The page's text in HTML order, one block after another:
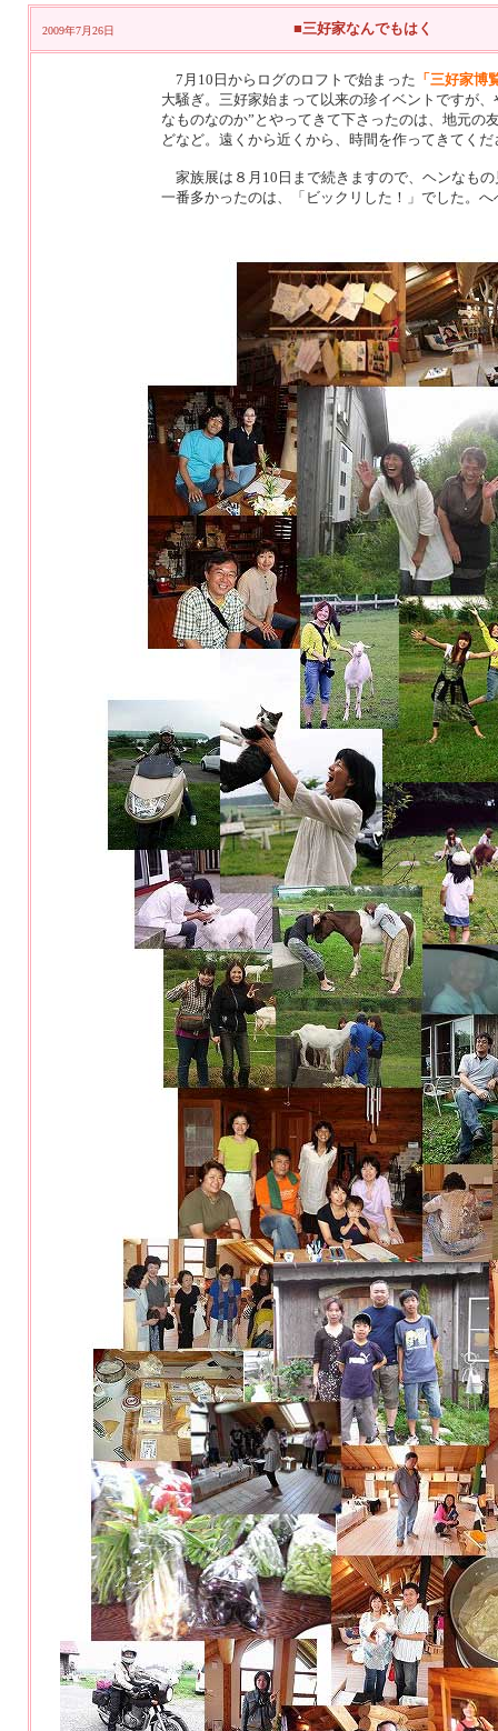
2009年7月26日 ■三好家なんでもはく
7月10日からログのロフトで始まった 「三好家博
大騒ぎ。三好家始まって以来の珍イベントですが
なものなのか”とやってきて下さったのは、地元の
どなど。遠くから近くから、時間を作ってきてく
家族展は８月10日まで続きますので、ヘンなも
一番多かったのは、「ビックリした！」でした